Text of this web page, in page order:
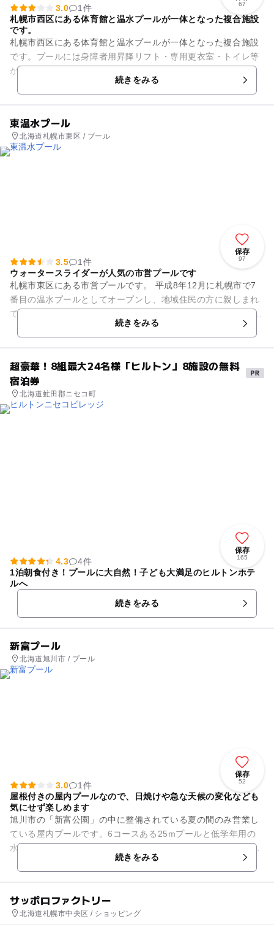
67
3.0
1件
札幌市西区にある体育館と温水プールが一体となった複合施設
です。
札幌市西区にある体育館と温水プールが一体となった複合施設
です。プールには身障者用昇降リフト・専用更衣室・トイレ等
が整備されており、身体に障害がある方でも安心して利用でき
ます。また、子供用プールや...続きをみる
東温水プール
北海道札幌市東区 / プール
保存
97
3.5
1件
ウォータースライダーが人気の市営プールです
札幌市東区にある市営プールです。 平成8年12月に札幌市で7
番目の温水プールとしてオープンし、地域住民の方に親しまれ
ています。 市営プールということで利用料金は安く、交通の便
続きをみる
超豪華！8組最大24名様「ヒルトン」8施設の無料
宿泊券
北海道虻田郡ニセコ町
保存
165
4.3
4件
1泊朝食付き！プールに大自然！子ども大満足のヒルトンホテ
ルへ
続きをみる
新富プール
北海道旭川市 / プール
保存
52
3.0
1件
屋根付きの屋内プールなので、日焼けや急な天候の変化なども
気にせず楽しめます
旭川市の「新富公園」の中に整備されている夏の間のみ営業し
ている屋内プールです。6コースある25mプールと低学年用の
水深70cmのプールや幼児用の水深40cmのプールがあります。
続きをみる
サッポロファクトリー
北海道札幌市中央区 / ショッピング